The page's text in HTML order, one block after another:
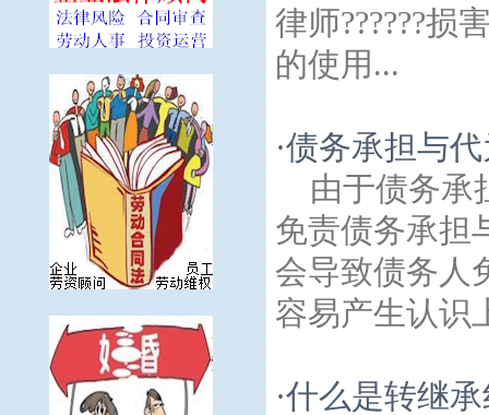
律师??????损
的使用...
·债务承担与
由于债务承
免责债务承担
会导致债务人
容易产生认识
·什么是转继